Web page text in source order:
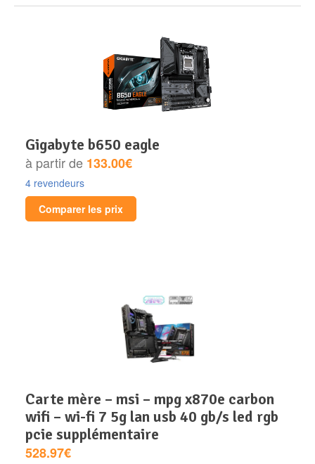
gigabyte b650 eagle
à partir de 133.00€
4 revendeurs
Comparer les prix
carte mère – msi – mpg x870e carbon
wifi – wi-fi 7 5g lan usb 40 gb/s led rgb
pcie supplémentaire
528.97€